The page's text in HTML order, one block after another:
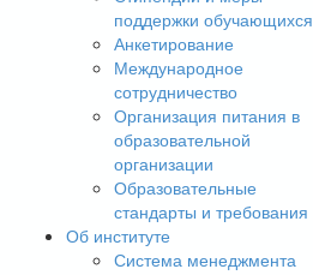
поддержки обучающихся
Анкетирование
Международное
сотрудничество
Организация питания в
образовательной
организации
Образовательные
стандарты и требования
Об институте
Система менеджмента